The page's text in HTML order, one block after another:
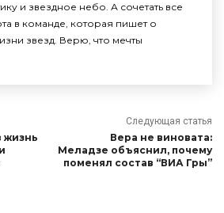
и звездное небо. А сочетать все
в команде, которая пишет о
звезд. Верю, что мечты
жизнь
Следующая статья
Вера не виновата:
Меладзе объяснил, почему
поменял состав “ВИА Гры”